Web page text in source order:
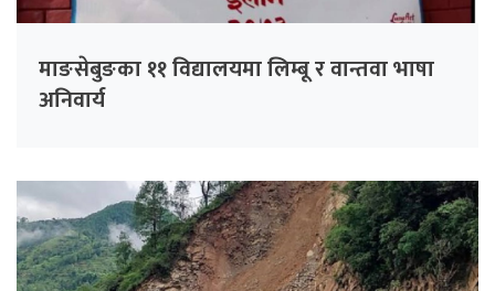
माङसेबुङका ११ विद्यालयमा लिम्बू र वान्तवा भाषा
अनिवार्य